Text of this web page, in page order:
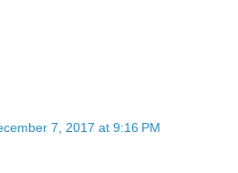
7, 2017 at 9:16 PM